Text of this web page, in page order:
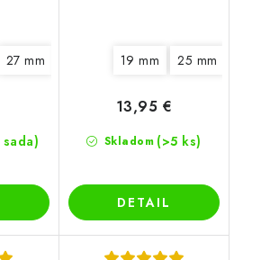
27 mm
sada)
19 mm 25 mm
Skladom (>5 ks)
13,95 €
DETAIL